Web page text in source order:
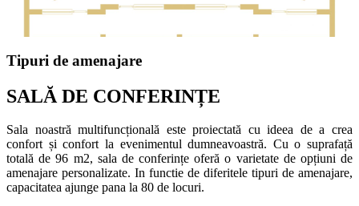
Tipuri de amenajare
SALĂ DE CONFERINȚE
Sala noastră multifuncțională este proiectată cu ideea de a crea
confort și confort la evenimentul dumneavoastră. Cu o suprafață
totală de 96 m2, sala de conferințe oferă o varietate de opțiuni de
amenajare personalizate. In functie de diferitele tipuri de amenajare,
capacitatea ajunge pana la 80 de locuri.